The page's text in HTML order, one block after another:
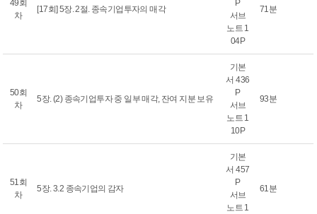
49회
차
[17회] 5장. 2절. 종속기업투자의 매각
P
서브
노트 1
04P
71분
50회
차
5장. (2) 종속기업투자 중 일부 매각, 잔여 지분 보유
기본
서 436
P
서브
노트 1
10P
93분
51회
차
5장. 3.2 종속기업의 감자
기본
서 457
P
서브
노트 1
61분